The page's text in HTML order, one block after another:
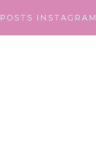
POSTS INSTAGRAM